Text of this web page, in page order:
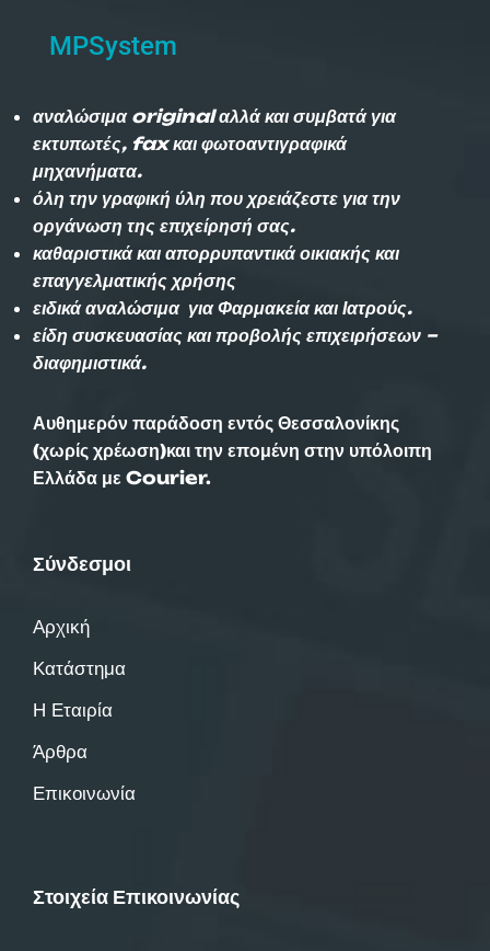
MPSystem
αναλώσιμα original αλλά και συμβατά για
εκτυπωτές, fax και φωτοαντιγραφικά
μηχανήματα.
όλη την γραφική ύλη που χρειάζεστε για την
οργάνωση της επιχείρησή σας.
καθαριστικά και απορρυπαντικά οικιακής και
επαγγελματικής χρήσης
ειδικά αναλώσιμα για Φαρμακεία και Ιατρούς.
είδη συσκευασίας και προβολής επιχειρήσεων –
διαφημιστικά.
Αυθημερόν παράδοση εντός Θεσσαλονίκης
(χωρίς χρέωση)και την επομένη στην υπόλοιπη
Ελλάδα με Courier.
Σύνδεσμοι
Αρχική
Κατάστημα
Η Εταιρία
Άρθρα
Επικοινωνία
Στοιχεία Επικοινωνίας